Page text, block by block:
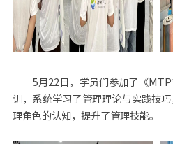
5月22日，学员们参加了《
训，系统学习了管理理论与实践技
理角色的认知，提升了管理技能。